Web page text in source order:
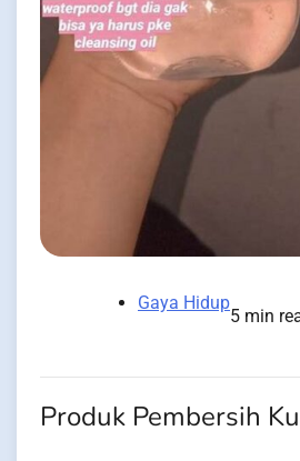
Gaya Hidup
5 min
Produk Pembersih